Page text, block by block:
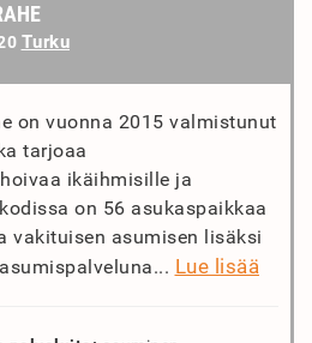
Turku
on vuonna 2015 valmistunut
tarjoaa
ikäihmisille ja
on 56 asukaspaikkaa
vakituisen asumisen lisäksi
Lue lisää